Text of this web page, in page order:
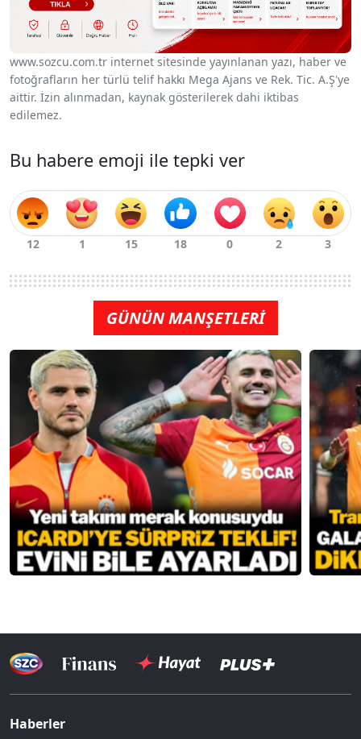
www.sozcu.com.tr internet sitesinde yayınlanan yazı, haber ve
fotoğrafların her türlü telif hakkı Mega Ajans ve Rek. Tic. A.Ş'ye
aittir. İzin alınmadan, kaynak gösterilerek dahi iktibas
edilemez.
Bu habere emoji ile tepki ver
GÜNÜN MANŞETLERİ
Haberler